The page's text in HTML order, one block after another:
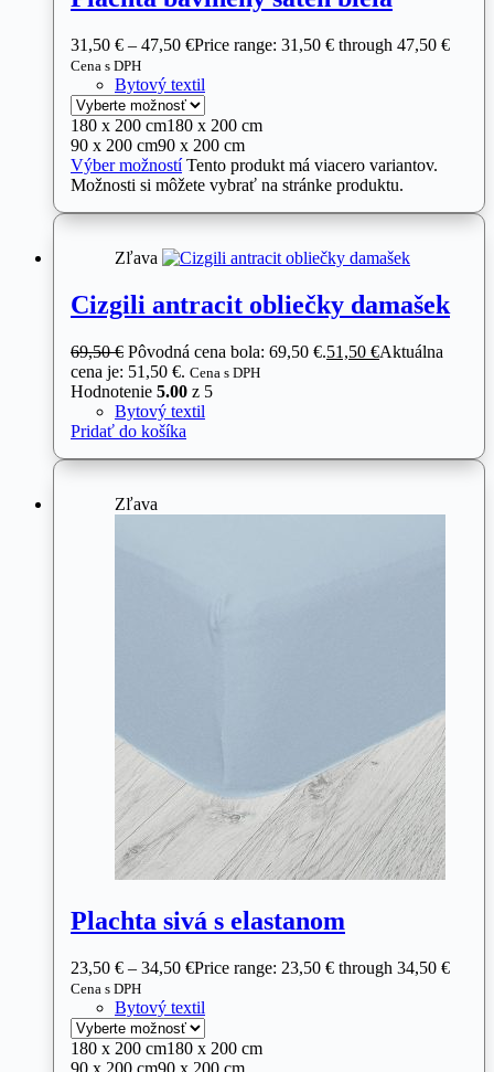
31,50 € – 47,50 €Price range: 31,50 € through 47,50 €
Cena s DPH
Bytový textil
180 x 200 cm180 x 200 cm
90 x 200 cm90 x 200 cm
Výber možností Tento produkt má viacero variantov.
Možnosti si môžete vybrať na stránke produktu.
Zľava
Cizgili antracit obliečky damašek
69,50€ Pôvodná cena bola: 69,50 €.51,50 €Aktuálna
cena je: 51,50 €. Cena s DPH
Hodnotenie 5.00 z 5
Bytový textil
Pridať do košíka
Zľava
Plachta sivá s elastanom
23,50 € – 34,50 €Price range: 23,50 € through 34,50 €
Cena s DPH
Bytový textil
180 x 200 cm180 x 200 cm
90 x 200 cm90 x 200 cm